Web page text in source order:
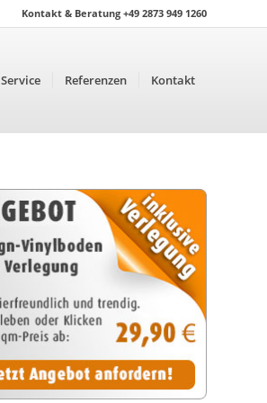
Kontakt & Beratung +49 2873 949 1260
Service Referenzen Kontakt